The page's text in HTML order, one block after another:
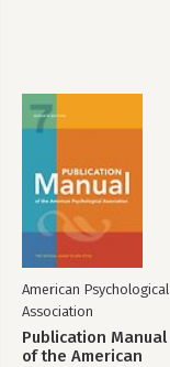
American Psychological
Association
Publication Manual
of the American